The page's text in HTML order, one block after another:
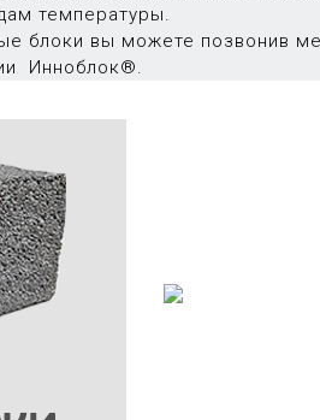
температуры.
блоки вы можете позвонив
Инноблок®.